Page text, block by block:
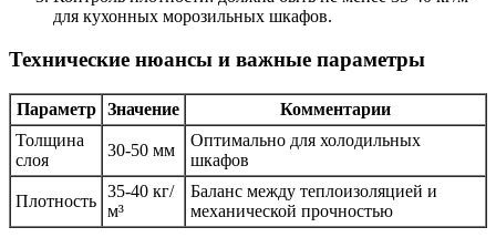
для кухонных морозильных шкафов.
Технические нюансы и важные параметры
Параметр Значение
Комментарии
Толщина
слоя
30-50 мм
Оптимально для холодильных
шкафов
Плотность
35-40 кг/
м³
Баланс между теплоизоляцией и
механической прочностью